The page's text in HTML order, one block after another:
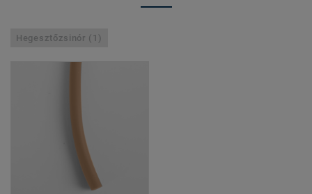
Hegesztőzsinór (1)